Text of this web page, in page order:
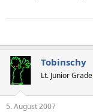
Tobinschy
Lt. Junior Grade
5. August 2007